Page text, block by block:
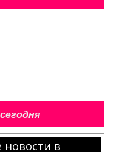
новости в